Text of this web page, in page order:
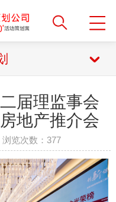
届理监事会
地产推介会
览次数：377